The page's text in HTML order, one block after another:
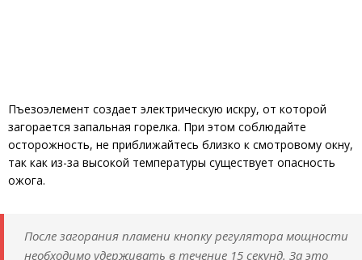
Пъезоэлемент создает электрическую искру, от которой
загорается запальная горелка. При этом соблюдайте
осторожность, не приближайтесь близко к смотровому окну,
так как из-за высокой температуры существует опасность
ожога.
После загорания пламени кнопку регулятора мощности
необходимо удерживать в течение 15 секунд. За это